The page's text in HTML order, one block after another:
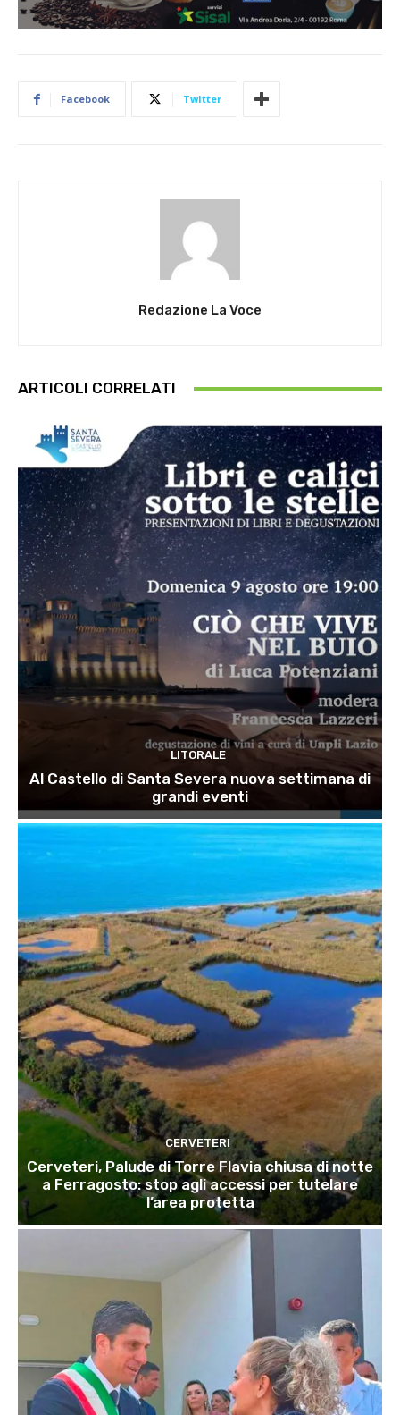
Facebook Twitter
Redazione La Voce
ARTICOLI CORRELATI
LITORALE
Al Castello di Santa Severa nuova settimana di
grandi eventi
CERVETERI
Cerveteri, Palude di Torre Flavia chiusa di notte
a Ferragosto: stop agli accessi per tutelare
l’area protetta